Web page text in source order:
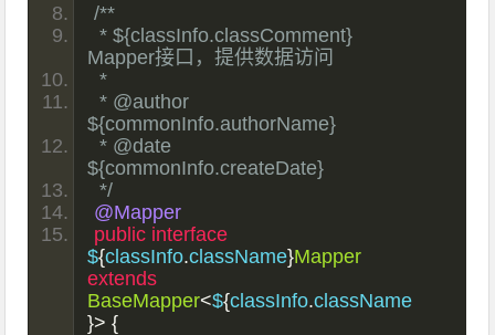
/**
* ${classInfo.classComment}
Mapper接口，提供数据访问
*
* @author
${commonInfo.authorName}
* @date
${commonInfo.createDate}
*/
@Mapper
public interface
${classInfo.className}Mapper
extends
BaseMapper<${classInfo.className
}> {